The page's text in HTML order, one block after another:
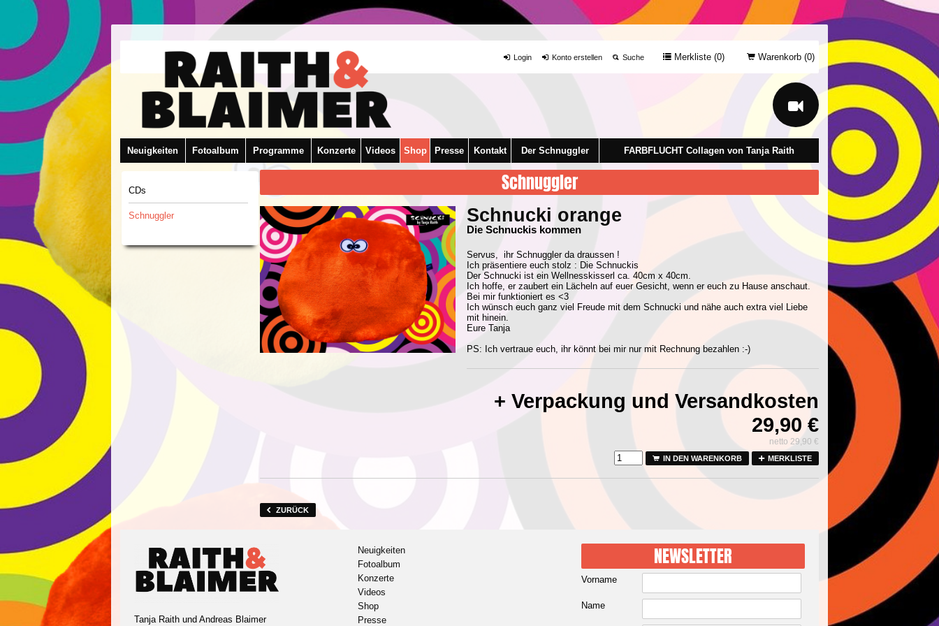
Warenkorb (0)
Merkliste (0)
Login Konto erstellen Suche
Neuigkeiten Fotoalbum Programme Konzerte Videos Shop Presse Kontakt Der Schnuggler FARBFLUCHT Collagen von Tanja Raith
CDs
Schnuggler
Schnuggler
Schnucki orange
Die Schnuckis kommen
Servus, ihr Schnuggler da draussen !
Ich präsentiere euch stolz : Die Schnuckis
Der Schnucki ist ein Wellnesskisserl ca. 40cm x 40cm.
Ich hoffe, er zaubert ein Lächeln auf euer Gesicht, wenn er euch zu Hause anschaut.
Bei mir funktioniert es <3
Ich wünsch euch ganz viel Freude mit dem Schnucki und nähe auch extra viel Liebe
mit hinein.
Eure Tanja
PS: Ich vertraue euch, ihr könnt bei mir nur mit Rechnung bezahlen :-)
+ Verpackung und Versandkosten
29,90 €
netto 29,90 €
IN DEN WARENKORB MERKLISTE
ZURÜCK
Tanja Raith und Andreas Blaimer
Neuigkeiten
Fotoalbum
Konzerte
Videos
Shop
Presse
NEWSLETTER
Vorname
Name